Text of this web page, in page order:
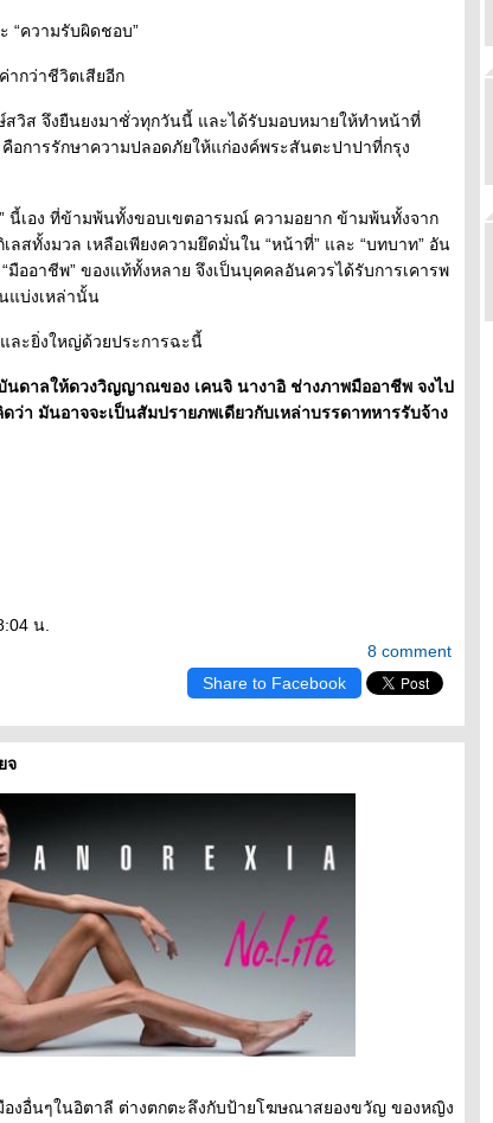
“ความรับผิดชอบ”
ากว่าชีวิตเสียอีก
สวิส จึงยืนยงมาชั่วทุกวันนี้ และได้รับมอบหมายให้ทำหน้าที่
การรักษาความปลอดภัยให้แก่องค์พระสันตะปาปาที่กรุง
นี้เอง ที่ข้ามพ้นทั้งขอบเขตอารมณ์ ความอยาก ข้ามพ้นทั้งจาก
สทั้งมวล เหลือเพียงความยึดมั่นใน “หน้าที่” และ “บทบาท” อัน
ออาชีพ” ของแท้ทั้งหลาย จึงเป็นบุคคลอันควรได้รับการเคารพ
แบ่งเหล่านั้น
ละยิ่งใหญ่ด้วยประการฉะนี้
ดาลให้ดวงวิญญาณของ เคนจิ นางาอิ ช่างภาพมืออาชีพ จงไป
า มันอาจจะเป็นสัมปรายภพเดียวกับเหล่าบรรดาทหารรับจ้าง
8 comment
น.
Share to Facebook
จ
งอื่นๆในอิตาลี ต่างตกตะลึงกับป้ายโฆษณาสยองขวัญ ของหญิง